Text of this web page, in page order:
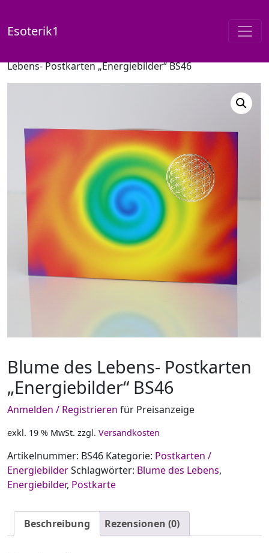
Esoterik1
Lebens- Postkarten „Energiebilder“ BS46
Blume des Lebens- Postkarten
„Energiebilder“ BS46
Anmelden / Registrieren für Preisanzeige
exkl. 19 % MwSt. zzgl. Versandkosten
Artikelnummer: BS46 Kategorie: Postkarten /
EnergiebilderSchlagwörter: Blume des Lebens,
Energiebilder, Postkarte
Beschreibung Rezensionen (0)